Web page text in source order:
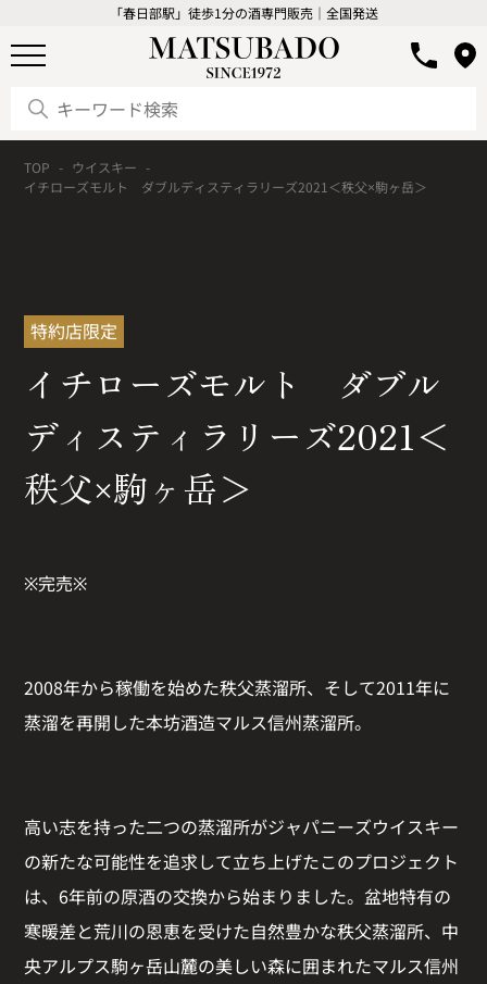
「春日部駅」徒歩1分の酒専門販売｜全国発送
TOP
ウイスキー
イチローズモルト ダブルディスティラリーズ2021＜秩父×駒ヶ岳＞
特約店限定
イチローズモルト ダブル
ディスティラリーズ2021＜
秩父×駒ヶ岳＞
※完売※
2008年から稼働を始めた秩父蒸溜所、そして2011年に
蒸溜を再開した本坊酒造マルス信州蒸溜所。
高い志を持った二つの蒸溜所がジャパニーズウイスキー
の新たな可能性を追求して立ち上げたこのプロジェクト
は、6年前の原酒の交換から始まりました。盆地特有の
寒暖差と荒川の恩恵を受けた自然豊かな秩父蒸溜所、中
央アルプス駒ヶ岳山麓の美しい森に囲まれたマルス信州